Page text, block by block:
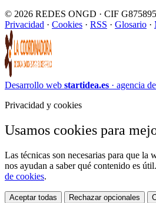
© 2026 REDES ONGD · CIF
Privacidad · Cookies · RSS · Glosario ·
Desarrollo web startidea.es · agencia
Privacidad y cookies
Usamos cookies para
Las técnicas son necesarias para que la
nos ayudan a saber qué contenido es
de cookies.
Aceptar todas Rechazar opcionales